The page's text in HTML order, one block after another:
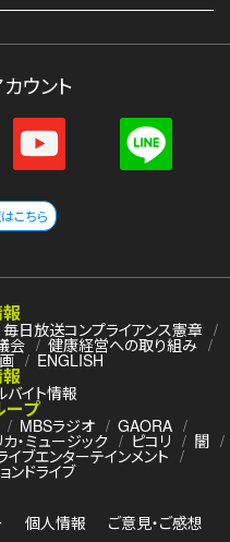
ウント
こちら
毎日放送コンプライアンス憲章
会 健康経営への取り組み
ENGLISH
バイト情報
ープ
MBSラジオ GAORA
カ・ミュージック ピコリ 闇
イブエンターテインメント
ンドライブ
個人情報 ご意見・ご感想